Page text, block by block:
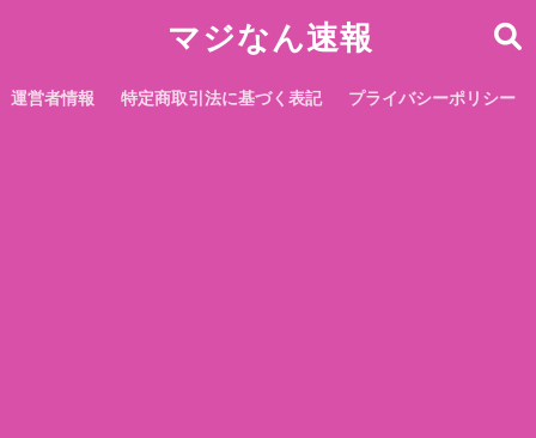
マジなん速報
運営者情報 特定商取引法に基づく表記 プライバシーポリシー